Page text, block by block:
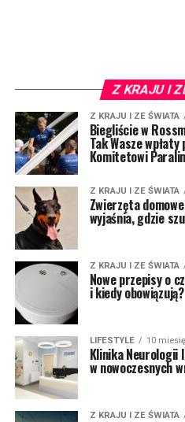
Z KRAJU I
Z KRAJU I ZE ŚWIATA
Biegliście w
Tak Wasze
Komitetowi
Z KRAJU I ZE ŚWIATA
Zwierzęta
wyjaśnia, gdzie
Z KRAJU I ZE ŚWIATA
Nowe przepisy o
i kiedy obowiązują?
LIFESTYLE 10
Klinika Neurologii
w nowoczesnych
Z KRAJU I ZE ŚWIATA